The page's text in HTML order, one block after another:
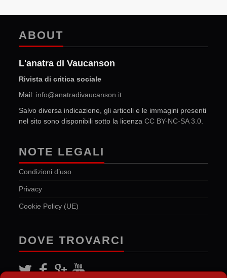
ABOUT
L'anatra di Vaucanson
Rivista di critica sociale
Mail: info@anatradivaucanson.it
Salvo diversa indicazione, gli articoli e le immagini presenti
nel sito sono disponibili sotto la licenzaCC BY-NC-SA 3.0
NOTE LEGALI
Condizioni d’uso
Privacy
Cookie Policy (UE)
DOVE TROVARCI